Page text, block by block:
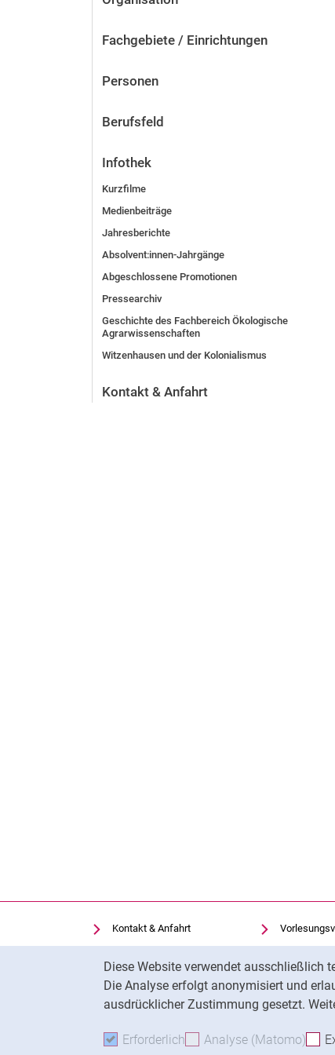
Diese Website verwendet ausschließlich
Die Analyse erfolgt anonymisiert und
ausdrücklicher Zustimmung gesetzt.
Erforderlich Erforderliche Cookies
Analyse (Matomo)
Fachgebiete / Einrichtungen
Personen
Berufsfeld
Infothek
Kurzfilme
Medienbeiträge
Jahresberichte
Absolvent:innen-Jahrgänge
Abgeschlossene Promotionen
Pressearchiv
Geschichte des Fachbereich Ökologische
Agrarwissenschaften
Witzenhausen und der Kolonialismus
Kontakt & Anfahrt
Kontakt & Anfahrt
Einrichtungen suchen
Stellenangebote
Cookie-Einstellungen
Uni-
Moodle
Panopto